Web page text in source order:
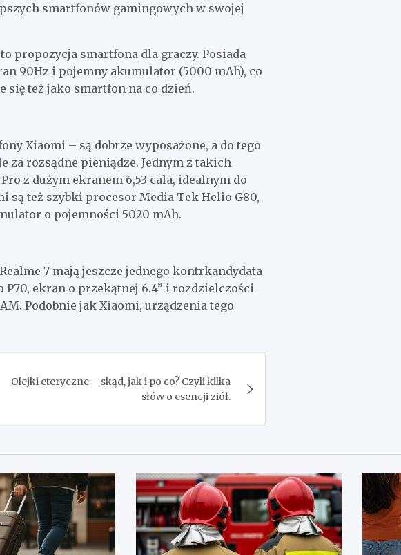
smartfonów gamingowych w swojej
propozycja smartfona dla graczy. Posiada
90Hz i pojemny akumulator (5000 mAh), co
też jako smartfon na co dzień.
Xiaomi – są dobrze wyposażone, a do tego
za rozsądne pieniądze. Jednym z takich
z dużym ekranem 6,53 cala, idealnym do
są też szybki procesor Media Tek Helio G80,
o pojemności 5020 mAh.
7 mają jeszcze jednego kontrkandydata
ekran o przekątnej 6.4” i rozdzielczości
Podobnie jak Xiaomi, urządzenia tego
Olejki eteryczne – skąd, jak i po co? Czyli kilka
słów o esencji ziół.